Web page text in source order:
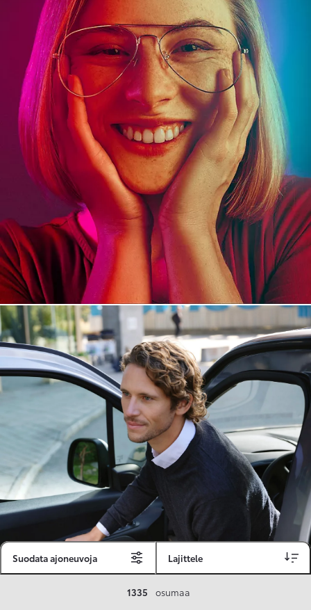
Suodata ajoneuvoja Lajittele
1335 osumaa